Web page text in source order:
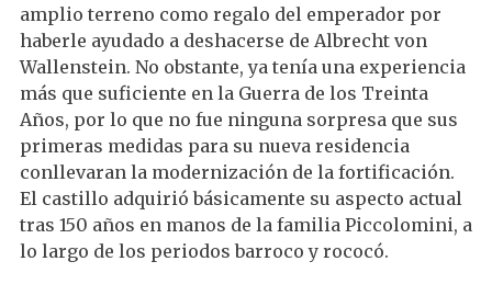
amplio terreno como regalo del emperador por
haberle ayudado a deshacerse de Albrecht von
Wallenstein. No obstante, ya tenía una experiencia
más que suficiente en la Guerra de los Treinta
Años, por lo que no fue ninguna sorpresa que sus
primeras medidas para su nueva residencia
conllevaran la modernización de la fortificación.
El castillo adquirió básicamente su aspecto actual
tras 150 años en manos de la familia Piccolomini, a
lo largo de los periodos barroco y rococó.